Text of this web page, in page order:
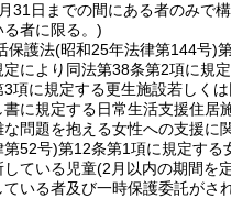
31日までの間にある者のみで
る者に限る。)
護法(昭和25年法律第144号)
定により同法第38条第2項に規
3項に規定する更生施設若しく
書に規定する日常生活支援住居
な問題を抱える女性への支援に
第52号)第12条第1項に規定する
している児童(2月以内の期間を
ている者及び一時保護委託がさ